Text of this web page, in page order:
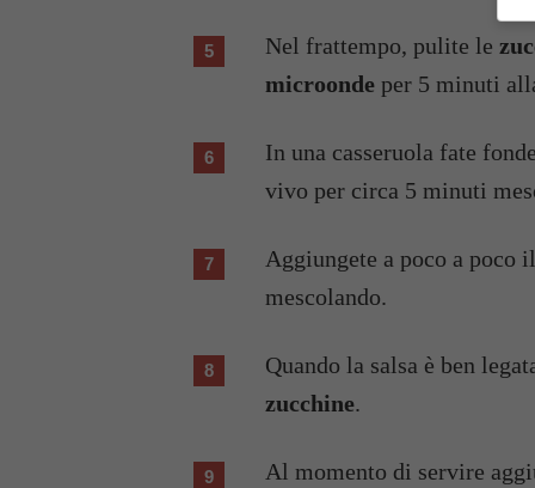
Nel frattempo, pulite le
microonde per 5 minuti
In una casseruola fate
vivo per circa 5 minuti
Aggiungete a poco a poco
mescolando.
Quando la salsa è ben
zucchine.
Al momento di servire